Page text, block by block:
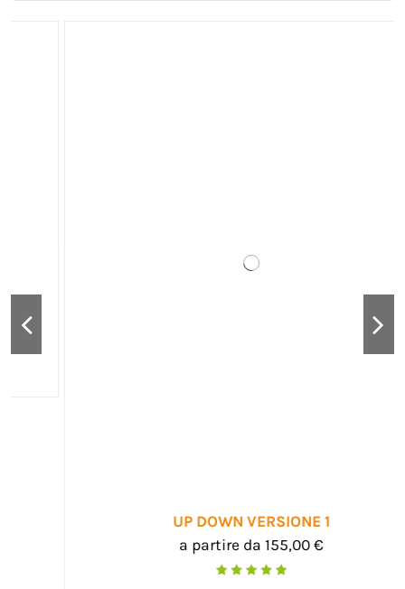
UP DOWN VERSIONE 1
a partire da 155,00 €